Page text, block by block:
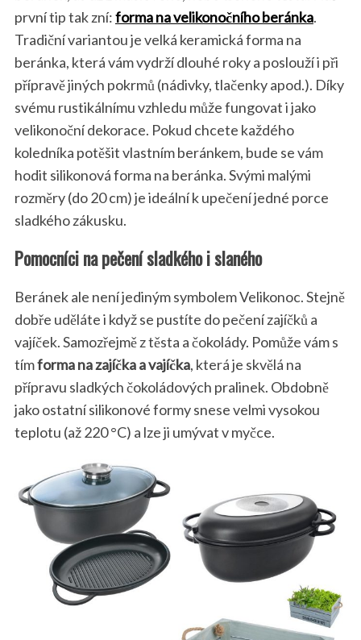
první tip tak zní:forma na velikonočního beránka.
Tradiční variantou je velká keramická forma na
beránka, která vám vydrží dlouhé roky a poslouží i při
přípravě jiných pokrmů (nádivky, tlačenky apod.). Díky
svému rustikálnímu vzhledu může fungovat i jako
velikonoční dekorace. Pokud chcete každého
koledníka potěšit vlastním beránkem, bude se vám
hodit silikonová forma na beránka. Svými malými
rozměry (do 20 cm) je ideální k upečení jedné porce
sladkého zákusku.
Pomocníci na pečení sladkého i slaného
Beránek ale není jediným symbolem Velikonoc. Stejně
dobře uděláte i když se pustíte do pečení zajíčků a
vajíček. Samozřejmě z těsta a čokolády. Pomůže vám s
tímforma na zajíčkaa vajíčka, která je skvělá na
přípravu sladkých čokoládových pralinek. Obdobně
jako ostatní silikonové formy snese velmi vysokou
teplotu (až 220 °C) a lze ji umývat v myčce.